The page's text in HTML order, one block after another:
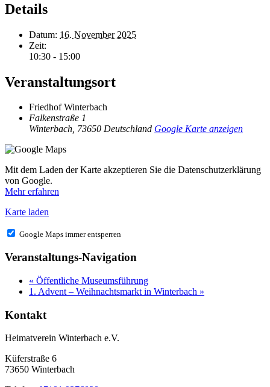
Details
Datum: 16. November 2025
Zeit:
10:30 - 15:00
Veranstaltungsort
Friedhof Winterbach
Falkenstraße 1
Winterbach, 73650 Deutschland Google Karte anzeigen
Mit dem Laden der Karte akzeptieren Sie die Datenschutzerklärung
von Google.
Mehr erfahren
Karte laden
Google Maps immer entsperren
Veranstaltungs-Navigation
« Öffentliche Museumsführung
1. Advent – Weihnachtsmarkt in Winterbach »
Kontakt
Heimatverein Winterbach e.V.
Küferstraße 6
73650 Winterbach